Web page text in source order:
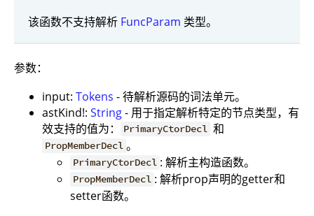
该函数不支持解析 FuncParam 类型。
参数：
input: Tokens - 待解析源码的词法单元。
astKind!: String- 用于指定解析特定的节点类型，有
效支持的值为：
PrimaryCtorDecl 和
PropMemberDecl 。
PrimaryCtorDecl : 解析主构造函数。
PropMemberDecl : 解析prop声明的getter和
setter函数。